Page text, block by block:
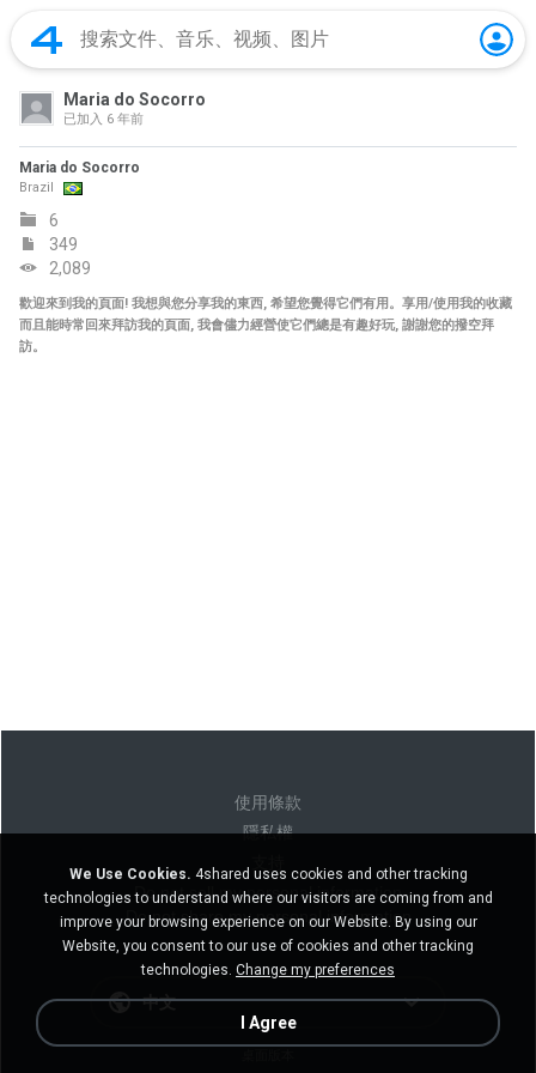
Maria do Socorro
已加入 6 年前
Maria do Socorro
Brazil
6
349
2,089
歡迎來到我的頁面! 我想與您分享我的東西, 希望您覺得它們有用。享用/使用我的收藏
而且能時常回來拜訪我的頁面, 我會儘力經營使它們總是有趣好玩, 謝謝您的撥空拜
訪。
使用條款
隱私權
Do not sell my personal information
Do not share my personal information
中文
We Use Cookies. 4shared uses cookies and other tracking
technologies to understand where our visitors are coming from and
improve your browsing experience on our Website. By using our
Website, you consent to our use of cookies and other tracking
technologies. Change my preferences
I Agree